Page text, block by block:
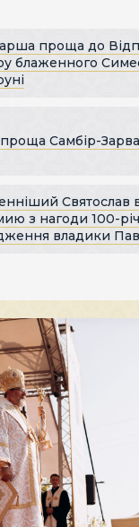
проща до
блаженного
Самбір-
Святослав
з нагоди 100-
владики